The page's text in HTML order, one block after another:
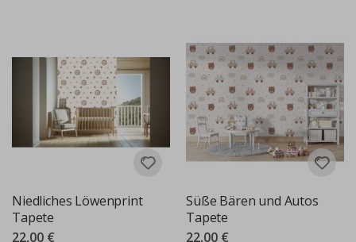
Niedliches Löwenprint
Tapete
22,00 €
Süße Bären und Autos
Tapete
22,00 €